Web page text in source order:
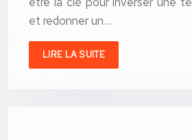
et redonner un…
LIRE LA SUITE